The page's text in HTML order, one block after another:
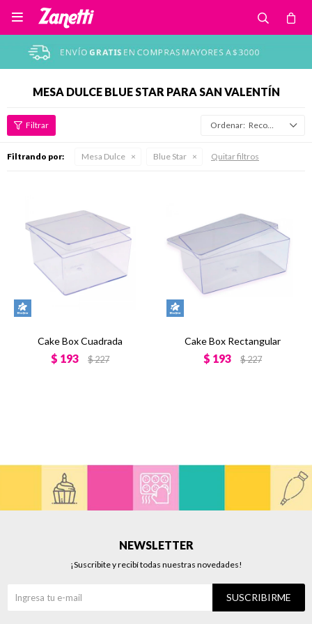

MESA DULCE BLUE STAR PARA SAN VALENTÍN
Recomendados
Filtrando por: Mesa Dulce Blue Star Quitar filtros
Cake Box Cuadrada
$ 193 $227
Cake Box Rectangular
$ 193 $227
NEWSLETTER
¡Suscribite y recibí todas nuestras novedades!
SUSCRIBIRME